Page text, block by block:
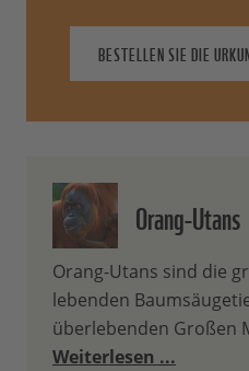
BESTELLEN SIE DIE
Orang-Utans
Orang-Utans sind die
lebenden
überlebenden Großen
Weiterlesen ...